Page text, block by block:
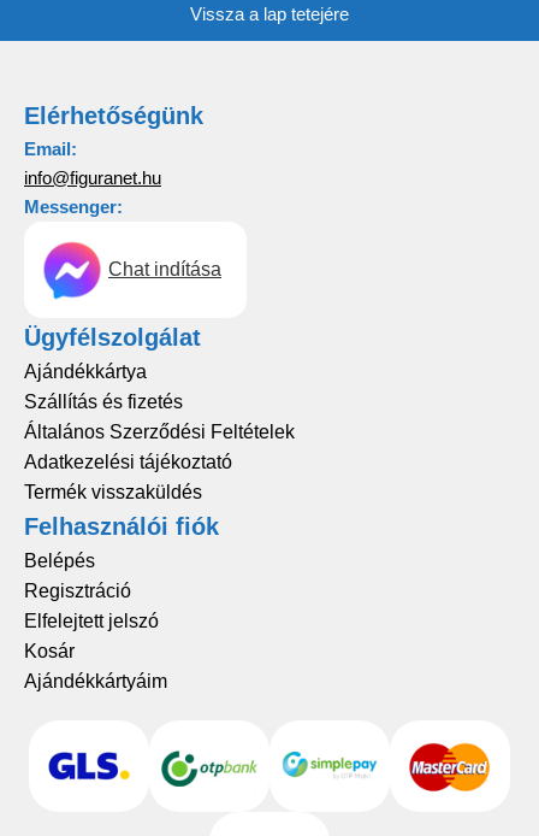
Vissza a lap tetejére
Elérhetőségünk
Email:
info@figuranet.hu
Messenger:
Chat indítása
Ügyfélszolgálat
Ajándékkártya
Szállítás és fizetés
Általános Szerződési Feltételek
Adatkezelési tájékoztató
Termék visszaküldés
Felhasználói fiók
Belépés
Regisztráció
Elfelejtett jelszó
Kosár
Ajándékkártyáim